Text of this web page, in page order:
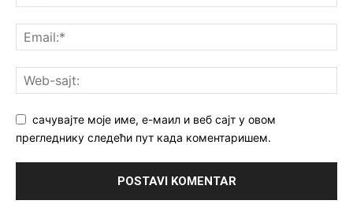
сачувајте моје име, е-маил и веб сајт у овом
прегледнику следећи пут када коментаришем.